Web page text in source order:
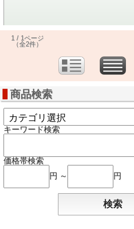
1 / 1ページ
（全2件）
商品検索
キーワード検索
価格帯検索
円 ～
円